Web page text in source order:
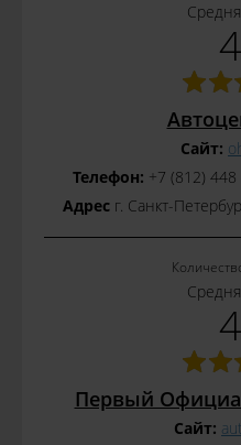
Сайт:
Телефон: +7 (812)
Адрес г. Санкт-
Первый
Сайт: